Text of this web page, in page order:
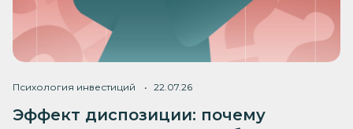
Психология инвестиций 22.07.26
Эффект диспозиции: почему